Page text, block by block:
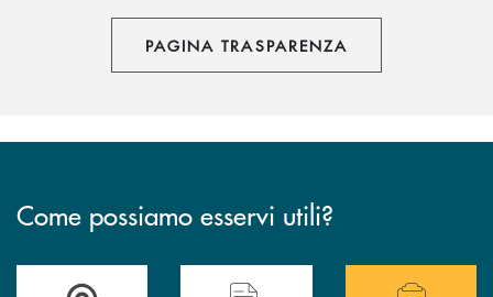
PAGINA TRASPARENZA
Come possiamo esservi utili?
Accedi all' elenco completo delle filiali . Hai bisogno di